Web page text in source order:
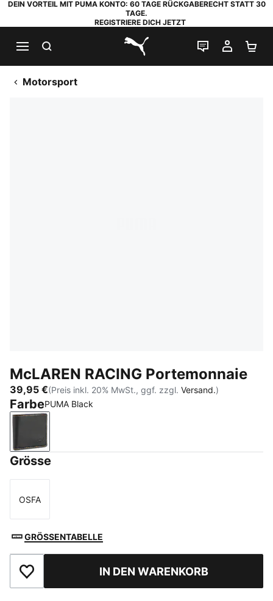
DEIN VORTEIL MIT PUMA KONTO: 60 TAGE RÜCKGABERECHT STATT 30
TAGE.
REGISTRIERE DICH JETZT
PUMA.com
LIVE-CHAT
MEIN
Motorsport
McLAREN RACING Portemonnaie
39,95 €(Preis inkl. 20% MwSt., ggf. zzgl. Versand.)
FarbePUMA Black
PUMA Black
Grösse
Größe
OSFA
GRÖSSENTABELLE
Zu Favoriten hinzufügenIN DEN WARENKORB